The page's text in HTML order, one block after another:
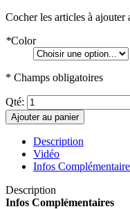
Cocher les articles à ajouter
*Color
* Champs obligatoires
Qté:
Ajouter au panier
Description
Vidéo
Infos
Description
Infos Complémentaires